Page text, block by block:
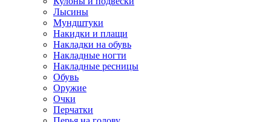
Лысины
Мундштуки
Накидки и плащи
Накладки на обувь
Накладные ногти
Накладные ресницы
Обувь
Оружие
Очки
Перчатки